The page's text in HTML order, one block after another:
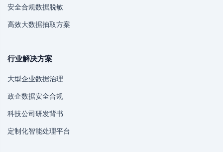
安全合规数据脱敏
高效大数据抽取方案
行业解决方案
大型企业数据治理
政企数据安全合规
科技公司研发背书
定制化智能处理平台